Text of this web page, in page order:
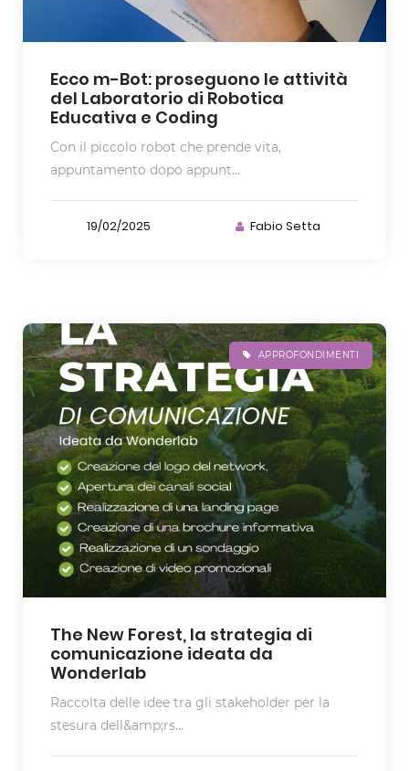
Ecco m-Bot: proseguono le attività
del Laboratorio di Robotica
Educativa e Coding
Con il piccolo robot che prende vita,
appuntamento dopo appunt...
19/02/2025 Fabio Setta
APPROFONDIMENTI
The New Forest, la strategia di
comunicazione ideata da
Wonderlab
Raccolta delle idee tra gli stakeholder per la
stesura dell&amp;rs...